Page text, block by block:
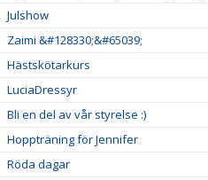
Julshow
Zaimi &#128330;&#65039;
Hästskötarkurs
LuciaDressyr
Bli en del av vår styrelse :)
Hoppträning för Jennifer
Röda dagar